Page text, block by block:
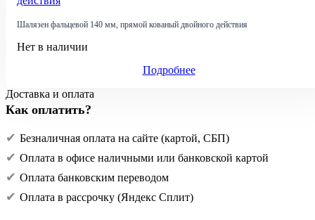
Шалязен фальцевой 140 мм, прямой кованый двойного действия
Нет в наличии
Подробнее
Доставка и оплата
Как оплатить?
Безналичная оплата на сайте (картой, СБП)
Оплата в офисе наличными или банковской картой
Оплата банковским переводом
Оплата в рассрочку (Яндекс Сплит)